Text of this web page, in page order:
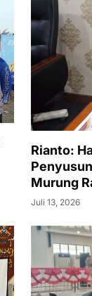
Rianto:
Murung
Juli 13, 2026